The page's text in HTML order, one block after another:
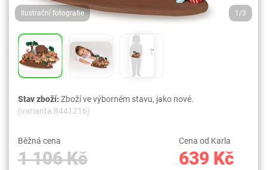
Ilustrační fotografie 1/3
Stav zboží:Zboží ve výborném stavu, jako nové.
(varianta 8441216)
Běžná cena
1 106 Kč
Cena od Karla
639 Kč